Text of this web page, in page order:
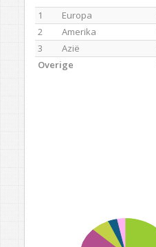
1 Europa
2
Amerika
3
Azië
Overige